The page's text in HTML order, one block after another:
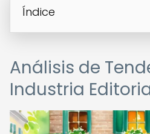
Índice
Análisis de
Industria